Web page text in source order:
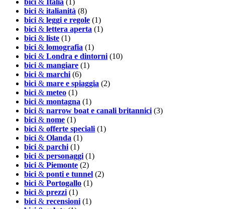
bici & Italia (1)
bici & italianità (8)
bici & leggi e regole (1)
bici & lettera aperta (1)
bici & liste (1)
bici & lomografia (1)
bici & Londra e dintorni (10)
bici & mangiare (1)
bici & marchi (6)
bici & mare e spiaggia (2)
bici & meteo (1)
bici & montagna (1)
bici & narrow boat e canali britannici (3)
bici & nome (1)
bici & offerte speciali (1)
bici & Olanda (1)
bici & parchi (1)
bici & personaggi (1)
bici & Piemonte (2)
bici & ponti e tunnel (2)
bici & Portogallo (1)
bici & prezzi (1)
bici & recensioni (1)